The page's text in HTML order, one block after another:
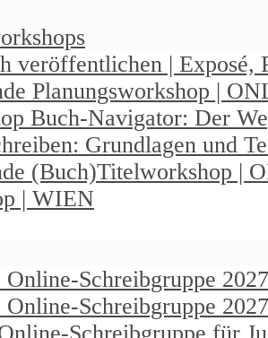
veröffentlichen |
Planungsworkshop |
Buch-Navigator: Der
Grundlagen und
(Buch)Titelworkshop |
| WIEN
Schreibgruppe
Schreibgruppe
Schreibgruppe für